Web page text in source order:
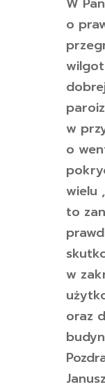
o
w
o
wielu
to
w
oraz